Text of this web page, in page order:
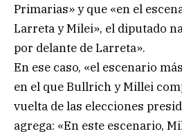
Primarias» y que «en el
Larreta y Milei», el diputado
por delante de Larreta».
En ese caso, «el escenario
en el que Bullrich y Millei
vuelta de las elecciones
agrega: «En este escenario,